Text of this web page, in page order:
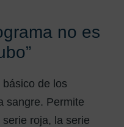
no es
de los
sangre. Permite
roja, la serie